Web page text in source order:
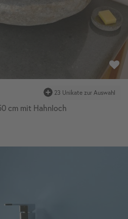
23 Unikate zur Auswahl
cm mit Hahnloch